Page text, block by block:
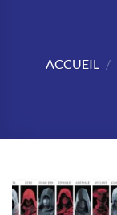
ACCUEIL /